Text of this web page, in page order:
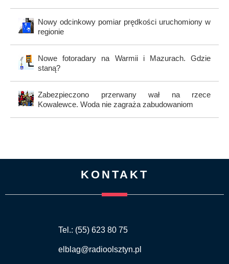
Nowy odcinkowy pomiar prędkości uruchomiony w
regionie
Nowe fotoradary na Warmii i Mazurach. Gdzie
staną?
Zabezpieczono przerwany wał na rzece
Kowalewce. Woda nie zagraża zabudowaniom
KONTAKT
Tel.: (55) 623 80 75
elblag@radioolsztyn.pl